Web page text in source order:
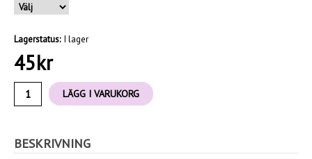
Lagerstatus: I lager
45kr
LÄGG I VARUKORG
BESKRIVNING